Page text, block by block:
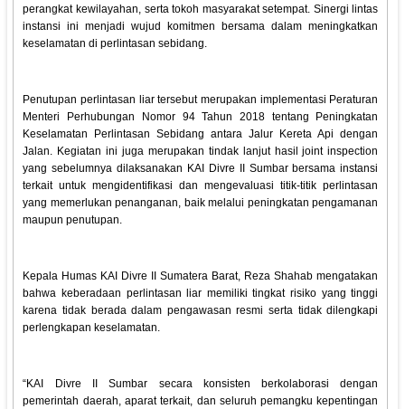
perangkat kewilayahan, serta tokoh masyarakat setempat. Sinergi lintas
instansi ini menjadi wujud komitmen bersama dalam meningkatkan
keselamatan di perlintasan sebidang.
Penutupan perlintasan liar tersebut merupakan implementasi Peraturan
Menteri Perhubungan Nomor 94 Tahun 2018 tentang Peningkatan
Keselamatan Perlintasan Sebidang antara Jalur Kereta Api dengan
Jalan. Kegiatan ini juga merupakan tindak lanjut hasil joint inspection
yang sebelumnya dilaksanakan KAI Divre II Sumbar bersama instansi
terkait untuk mengidentifikasi dan mengevaluasi titik-titik perlintasan
yang memerlukan penanganan, baik melalui peningkatan pengamanan
maupun penutupan.
Kepala Humas KAI Divre II Sumatera Barat, Reza Shahab mengatakan
bahwa keberadaan perlintasan liar memiliki tingkat risiko yang tinggi
karena tidak berada dalam pengawasan resmi serta tidak dilengkapi
perlengkapan keselamatan.
“KAI Divre II Sumbar secara konsisten berkolaborasi dengan
pemerintah daerah, aparat terkait, dan seluruh pemangku kepentingan